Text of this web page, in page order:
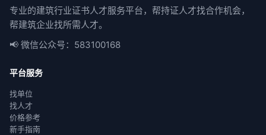
专业的建筑行业证书人才服务平台，帮持证人才找合作机会，
帮建筑企业找所需人才。
📢 微信公众号：583100168
平台服务
找单位
找人才
价格参考
新手指南